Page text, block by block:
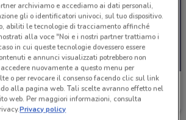
archiviamo e accediamo ai dati personali,
gli o identificatori univoci, sul tuo dispositivo.
abiliti le tecnologie di tracciamento affinché
alla voce "Noi e i nostri partner trattiamo i
in cui queste tecnologie dovessero essere
e annunci visualizzati potrebbero non
nuovamente a questo menu per
o per revocare il consenso facendo clic sul link
alla pagina web. Tali scelte avranno effetto nel
web. Per maggiori informazioni, consulta
Privacy policy